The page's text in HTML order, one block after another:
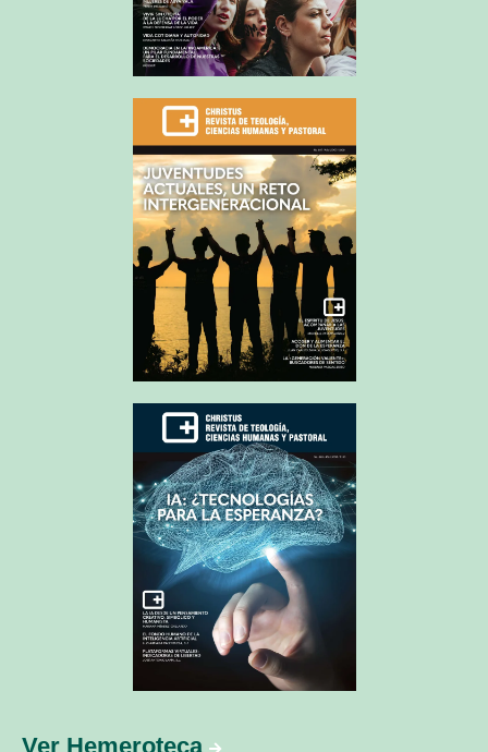
Ver Hemeroteca